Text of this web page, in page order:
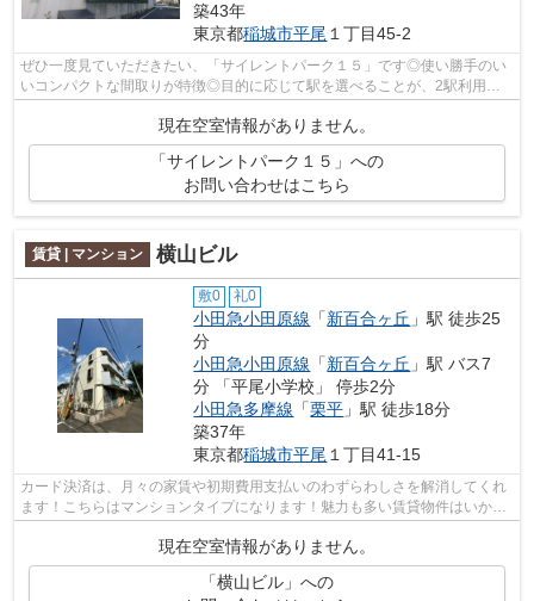
築43年
東京都稲城市平尾１丁目45-2
ぜひ一度見ていただきたい、「サイレントパーク１５」です◎使い勝手のい
いコンパクトな間取りが特徴◎目的に応じて駅を選べることが、2駅利用で
現在空室情報がありません。
「サイレントパーク１５」への
お問い合わせはこちら
賃貸 | マンション 横山ビル
敷0 礼0
小田急小田原線 「新百合ヶ丘 」駅 徒歩25
分
小田急小田原線 「新百合ヶ丘 」駅 バス7
分 「平尾小学校」 停歩2分
小田急多摩線 「栗平 」駅 徒歩18分
築37年
東京都稲城市平尾 １丁目41-15
カード決済は、月々の家賃や初期費用支払いのわずらわしさを解消してくれ
ます！こちらはマンションタイプになります！魅力も多い賃貸物件はいかが
でしょうか！稲城市より、快適な物件...
現在空室情報がありません。
「横山ビル」への